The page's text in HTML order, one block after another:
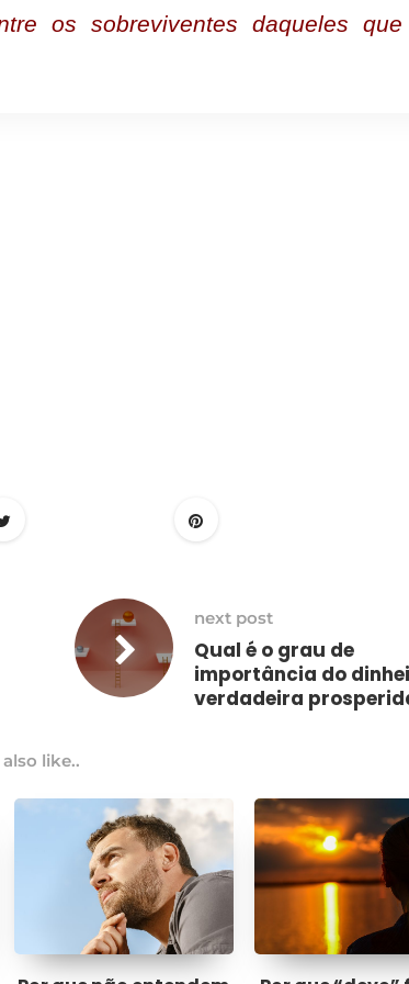
os sobreviventes daqueles
next post
Qual é o grau de
importância do
verdadeira
like..